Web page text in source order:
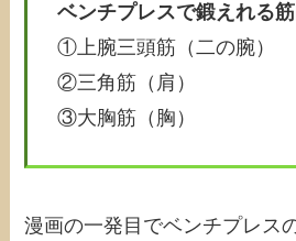
ベンチプレスで鍛えれる
①上腕三頭筋（二の腕）
②三角筋（肩）
③大胸筋（胸）
漫画の一発目でベンチプレス